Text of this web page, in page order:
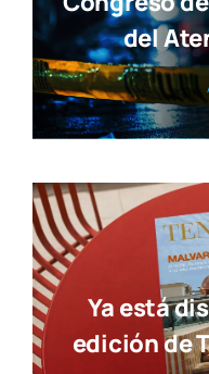
del
Ya está
edición de